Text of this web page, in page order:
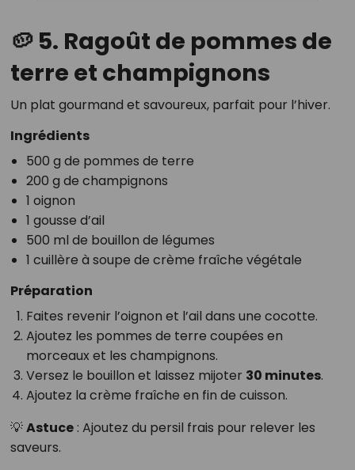
🥔 5. Ragoût de pommes de
terre et champignons
Un plat gourmand et savoureux, parfait pour l’hiver.
Ingrédients
500 g de pommes de terre
200 g de champignons
1 oignon
1 gousse d’ail
500 ml de bouillon de légumes
1 cuillère à soupe de crème fraîche végétale
Préparation
Faites revenir l’oignon et l’ail dans une cocotte.
Ajoutez les pommes de terre coupées en
morceaux et les champignons.
Versez le bouillon et laissez mijoter 30 minutes.
Ajoutez la crème fraîche en fin de cuisson.
💡Astuce: Ajoutez du persil frais pour relever les
saveurs.